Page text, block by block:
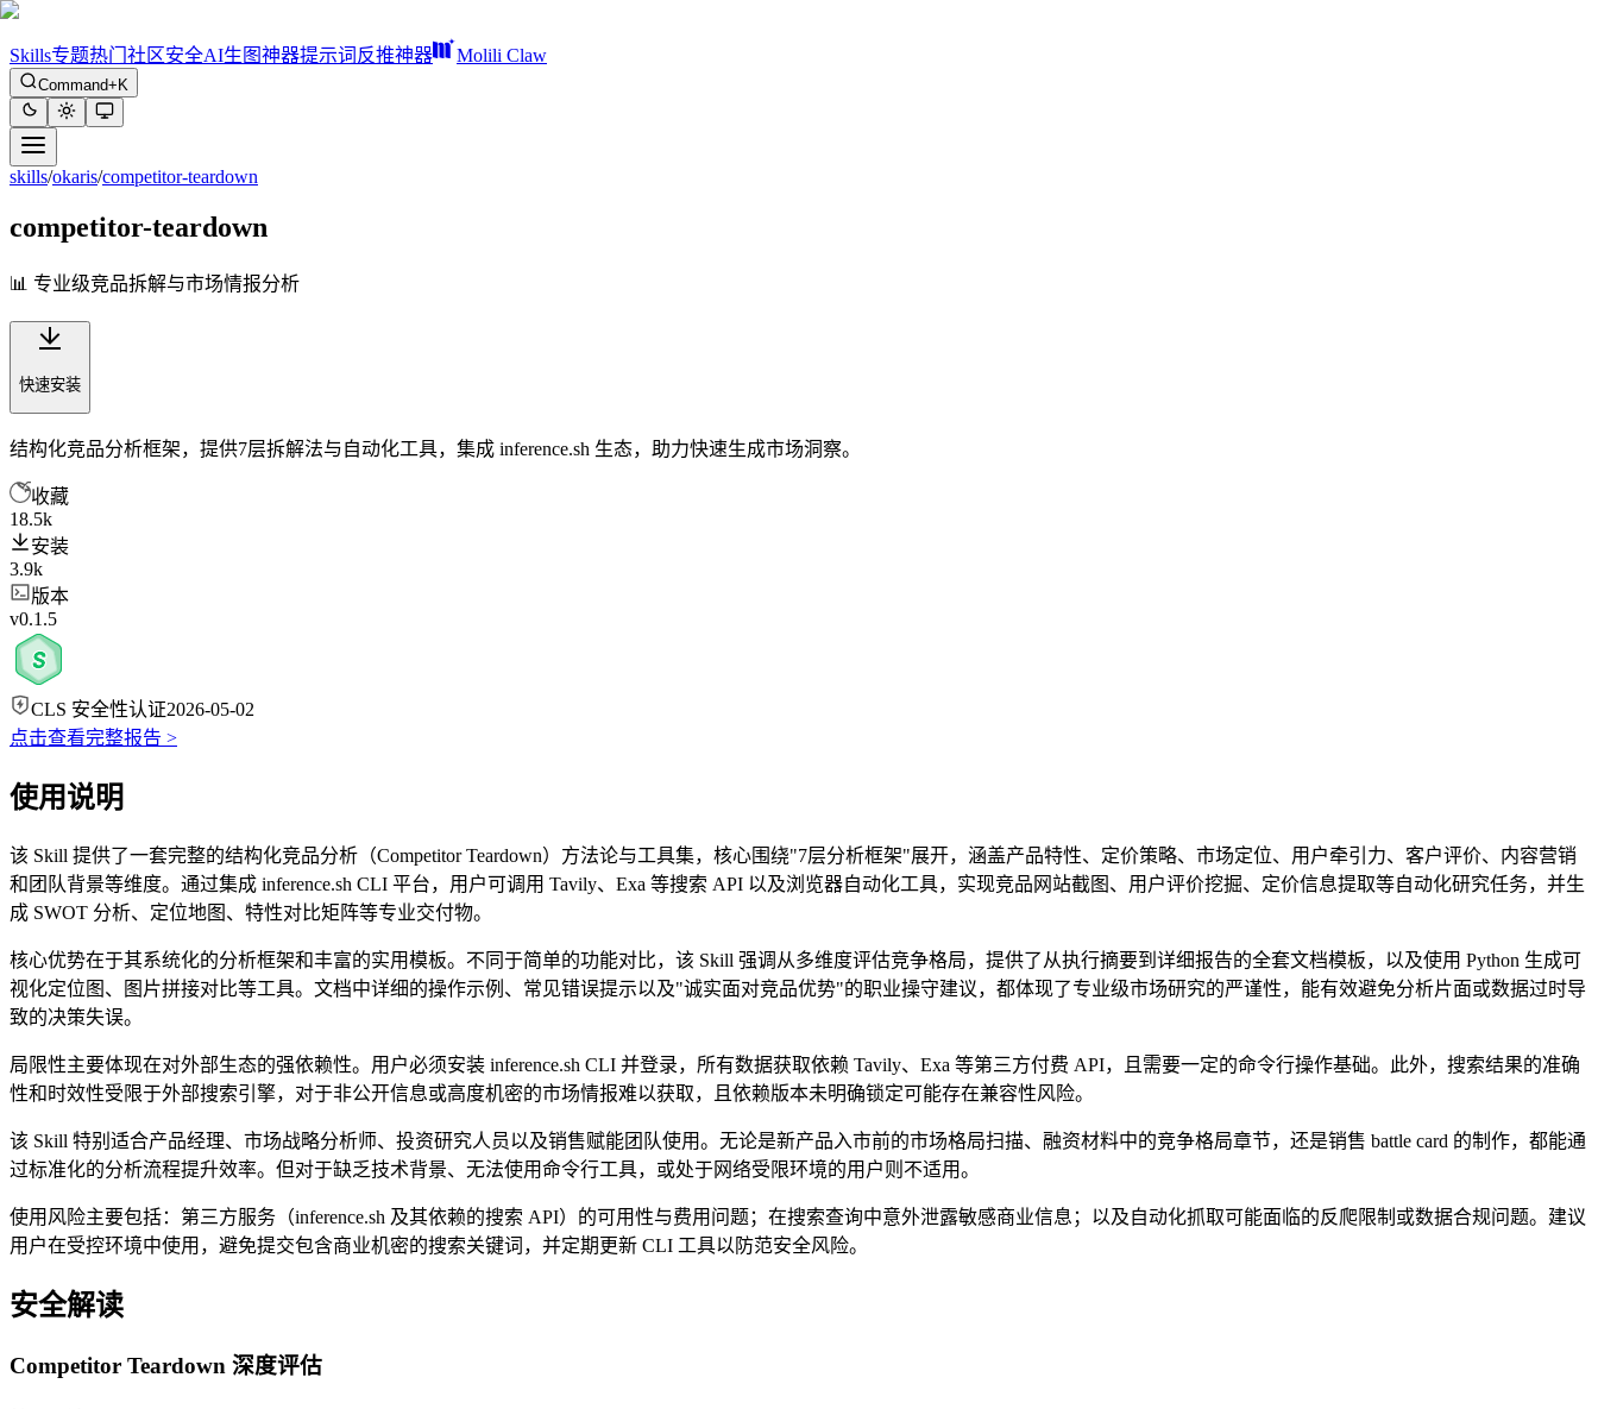
Skills专题热门 社区安全AI生图神器提示词反推神器 Molili Claw
Command+K
skills/okaris/competitor-teardown
competitor-teardown
📊 专业级竞品拆解与市场情报分析
快速安装
结构化竞品分析框架，提供7层拆解法与自动化工具，集成 inference.sh 生态，助力快速生成市场洞察。
收藏
18.5k
安装
3.9k
版本
v0.1.5
CLS 安全性认证2026-05-02
点击查看完整报告 >
使用说明
该 Skill 提供了一套完整的结构化竞品分析（Competitor Teardown）方法论与工具集，核心围绕"7层分析框架"展开，涵盖产品特性、定价策略、市场定位、用户牵引力、客户评价、内容营销
和团队背景等维度。通过集成 inference.sh CLI 平台，用户可调用 Tavily、Exa 等搜索 API 以及浏览器自动化工具，实现竞品网站截图、用户评价挖掘、定价信息提取等自动化研究任务，并生
成 SWOT 分析、定位地图、特性对比矩阵等专业交付物。
核心优势在于其系统化的分析框架和丰富的实用模板。不同于简单的功能对比，该 Skill 强调从多维度评估竞争格局，提供了从执行摘要到详细报告的全套文档模板，以及使用 Python 生成可
视化定位图、图片拼接对比等工具。文档中详细的操作示例、常见错误提示以及"诚实面对竞品优势"的职业操守建议，都体现了专业级市场研究的严谨性，能有效避免分析片面或数据过时导
致的决策失误。
局限性主要体现在对外部生态的强依赖性。用户必须安装 inference.sh CLI 并登录，所有数据获取依赖 Tavily、Exa 等第三方付费 API，且需要一定的命令行操作基础。此外，搜索结果的准确
性和时效性受限于外部搜索引擎，对于非公开信息或高度机密的市场情报难以获取，且依赖版本未明确锁定可能存在兼容性风险。
该 Skill 特别适合产品经理、市场战略分析师、投资研究人员以及销售赋能团队使用。无论是新产品入市前的市场格局扫描、融资材料中的竞争格局章节，还是销售 battle card 的制作，都能通
过标准化的分析流程提升效率。但对于缺乏技术背景、无法使用命令行工具，或处于网络受限环境的用户则不适用。
使用风险主要包括：第三方服务（inference.sh 及其依赖的搜索 API）的可用性与费用问题；在搜索查询中意外泄露敏感商业信息；以及自动化抓取可能面临的反爬限制或数据合规问题。建议
用户在受控环境中使用，避免提交包含商业机密的搜索关键词，并定期更新 CLI 工具以防范安全风险。
安全解读
Competitor Teardown 深度评估